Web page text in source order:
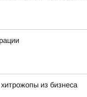
из бизнеса